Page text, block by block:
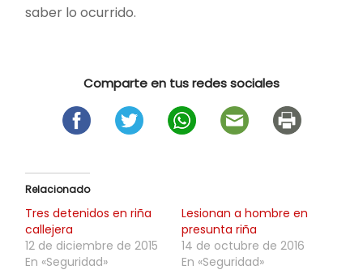
saber lo ocurrido.
Comparte en tus redes sociales
Relacionado
Tres detenidos en riña
callejera
12 de diciembre de 2015
En «Seguridad»
Lesionan a hombre en
presunta riña
14 de octubre de 2016
En «Seguridad»